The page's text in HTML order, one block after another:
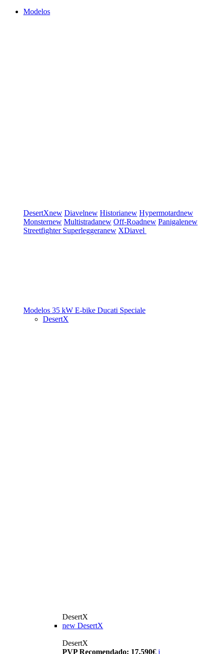
Modelos
DesertXnew Diavelnew Historianew Hypermotardnew
Monsternew Multistradanew Off-Roadnew Panigalenew
Streetfighter Superleggeranew XDiavel
Modelos 35 kW E-bike Ducati Speciale
DesertX
DesertX
new DesertX
DesertX
PVP Recomendado: 17.590€ i